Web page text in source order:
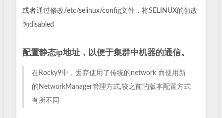
或者通过修改/etc/selinux/config文件，将SELINUX的值改
为disabled
配置静态ip地址，以便于集群中机器的通信。
在Rocky9中，丢弃使用了传统的network 而使用新
的NetworkManager管理方式,较之前的版本配置方式
有所不同